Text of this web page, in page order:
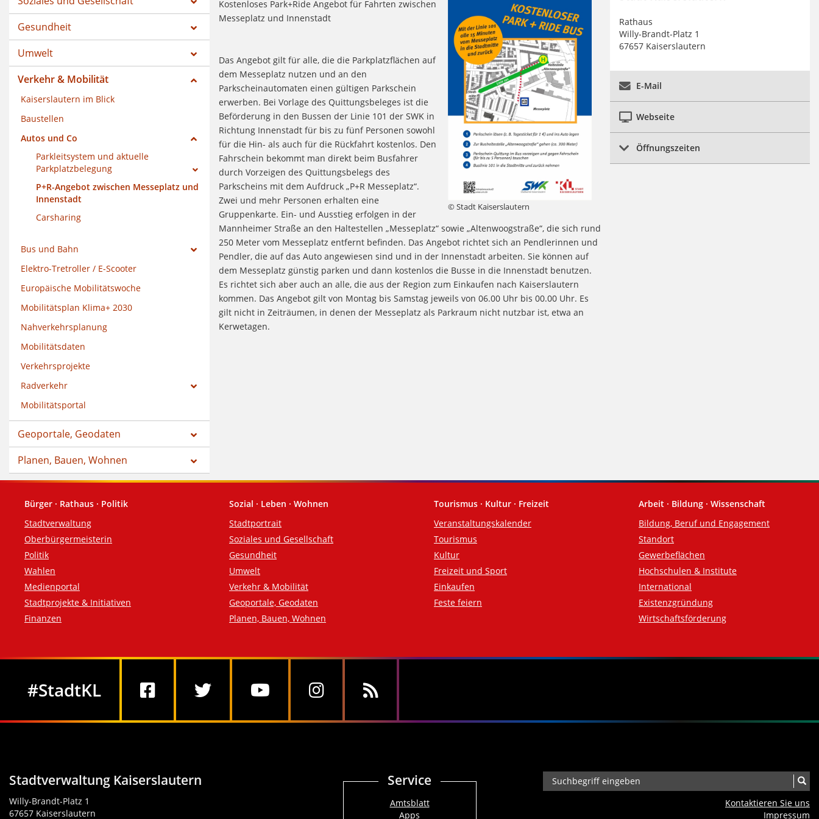
Gesundheit
Umwelt
Verkehr & Mobilität
Kaiserslautern im Blick
Baustellen
Autos und Co
Parkleitsystem und aktuelle
Parkplatzbelegung
P+R-Angebot zwischen Messeplatz und
Innenstadt
Carsharing
Bus und Bahn
Elektro-Tretroller / E-Scooter
Europäische Mobilitätswoche
Mobilitätsplan Klima+ 2030
Nahverkehrsplanung
Mobilitätsdaten
Verkehrsprojekte
Radverkehr
Mobilitätsportal
Geoportale, Geodaten
Planen, Bauen, Wohnen
© Stadt Kaiserslautern
Kostenloses Park+Ride Angebot für Fahrten zwischen
Messeplatz und Innenstadt
Das Angebot gilt für alle, die die Parkplatzflächen auf
dem Messeplatz nutzen und an den
Parkscheinautomaten einen gültigen Parkschein
erwerben. Bei Vorlage des Quittungsbeleges ist die
Beförderung in den Bussen der Linie 101 der SWK in
Richtung Innenstadt für bis zu fünf Personen sowohl
für die Hin- als auch für die Rückfahrt kostenlos. Den
Fahrschein bekommt man direkt beim Busfahrer
durch Vorzeigen des Quittungsbelegs des
Parkscheins mit dem Aufdruck „P+R Messeplatz“.
Zwei und mehr Personen erhalten eine
Gruppenkarte. Ein- und Ausstieg erfolgen in der
Mannheimer Straße an den Haltestellen „Messeplatz“ sowie „Altenwoogstraße“, die sich rund
250 Meter vom Messeplatz entfernt befinden. Das Angebot richtet sich an Pendlerinnen und
Pendler, die auf das Auto angewiesen sind und in der Innenstadt arbeiten. Sie können auf
dem Messeplatz günstig parken und dann kostenlos die Busse in die Innenstadt benutzen.
Es richtet sich aber auch an alle, die aus der Region zum Einkaufen nach Kaiserslautern
kommen. Das Angebot gilt von Montag bis Samstag jeweils von 06.00 Uhr bis 00.00 Uhr. Es
gilt nicht in Zeiträumen, in denen der Messeplatz als Parkraum nicht nutzbar ist, etwa an
Kerwetagen.
Rathaus
Willy-Brandt-Platz 1
67657 Kaiserslautern
E-Mail
Webseite
Öffnungszeiten
Fußzeile
Bürger · Rathaus · Politik
Stadtverwaltung
Oberbürgermeisterin
Politik
Wahlen
Medienportal
Stadtprojekte & Initiativen
Finanzen
Sozial · Leben · Wohnen
Stadtportrait
Soziales und Gesellschaft
Gesundheit
Umwelt
Verkehr & Mobilität
Geoportale, Geodaten
Planen, Bauen, Wohnen
Tourismus · Kultur · Freizeit
Veranstaltungskalender
Tourismus
Kultur
Freizeit und Sport
Einkaufen
Feste feiern
Arbeit · Bildung · Wissenschaft
Bildung, Beruf und Engagement
Standort
Gewerbeflächen
Hochschulen & Institute
International
Existenzgründung
Wirtschaftsförderung
#StadtKL
Stadtverwaltung Kaiserslautern
Willy-Brandt-Platz 1
67657 Kaiserslautern
Service
Amtsblatt
Apps
Kontaktieren Sie uns
Impressum